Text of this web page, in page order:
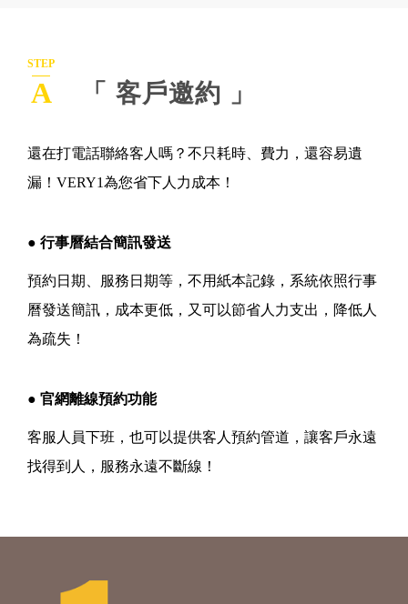
STEP
A 「 客戶邀約 」
還在打電話聯絡客人嗎？不只耗時、費力，還容易遺
漏！VERY1為您省下人力成本！
● 行事曆結合簡訊發送
預約日期、服務日期等，不用紙本記錄，系統依照行事
曆發送簡訊，成本更低，又可以節省人力支出，降低人
為疏失！
● 官網離線預約功能
客服人員下班，也可以提供客人預約管道，讓客戶永遠
找得到人，服務永遠不斷線！